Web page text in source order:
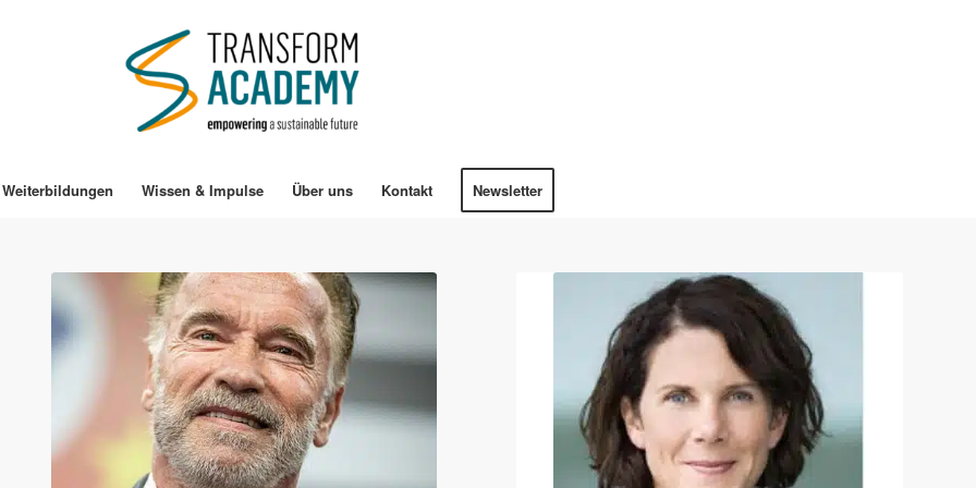
Weiterbildungen Wissen & Impulse Über uns Kontakt Newsletter